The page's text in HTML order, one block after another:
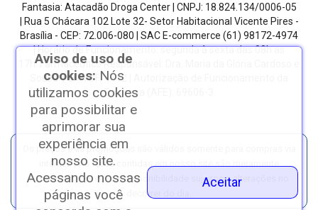
Fantasia: Atacadão Droga Center | CNPJ: 18.824.134/0006-05
| Rua 5 Chácara 102 Lote 32- Setor Habitacional Vicente Pires -
Brasília - CEP: 72.006-080
| SAC E-commerce (61) 98172-4974
| Horário de Funcionamento: segunda à sexta das 08h as
17h.Farmacêutico Responsável: Dra. Maria da Glória Cardoso e
Sousa | CRF/DF: 4612 | Autorização de Funcionamento da
Empresa (AFE): 69606-3
Os preços e as promoções são válidos somente para compras via
internet. | As fotos contidas em nosso site são meramente
ilustrativas. | *Preços e disponibilidade sujeitos a alterações no
decorrer do dia.
Aviso de uso de
cookies: Nós
utilizamos cookies
para possibilitar e
aprimorar sua
experiência em
nosso site.
Acessando nossas
páginas você
Aceitar